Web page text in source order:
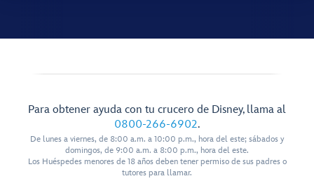
Para obtener ayuda con tu crucero de Disney, llama al
0800-266-6902.
De lunes a viernes, de 8:00 a.m. a 10:00 p.m., hora del este; sábados y
domingos, de 9:00 a.m. a 8:00 p.m., hora del este.
Los Huéspedes menores de 18 años deben tener permiso de sus padres o
tutores para llamar.